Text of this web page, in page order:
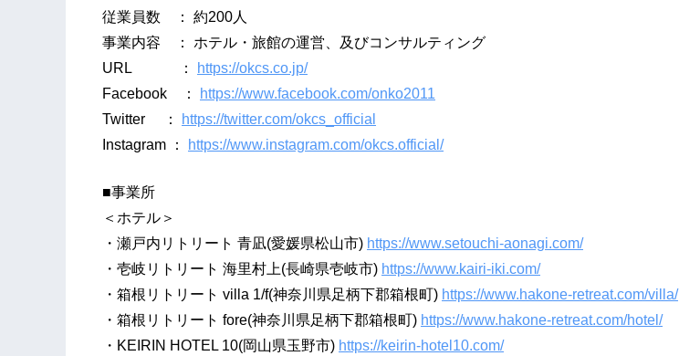
従業員数 ： 約200人
事業内容 ： ホテル・旅館の運営、及びコンサルティング
URL ：
https://okcs.co.jp/
Facebook ：
https://www.facebook.com/onko2011
Twitter ：
https://twitter.com/okcs_official
Instagram ：
https://www.instagram.com/okcs.official/
■事業所
＜ホテル＞
・瀬戸内リトリート 青凪(愛媛県松山市) https://www.setouchi-aonagi.com/
・壱岐リトリート 海里村上(長崎県壱岐市) https://www.kairi-iki.com/
・箱根リトリート villa 1/f(神奈川県足柄下郡箱根町) https://www.hakone-retreat.com/villa/
・箱根リトリート fore(神奈川県足柄下郡箱根町) https://www.hakone-retreat.com/hotel/
・KEIRIN HOTEL 10(岡山県玉野市) https://keirin-hotel10.com/